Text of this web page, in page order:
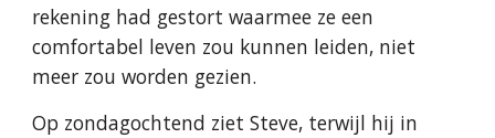
rekening had gestort waarmee ze een
comfortabel leven zou kunnen leiden, niet
meer zou worden gezien.
Op zondagochtend ziet Steve, terwijl hij in